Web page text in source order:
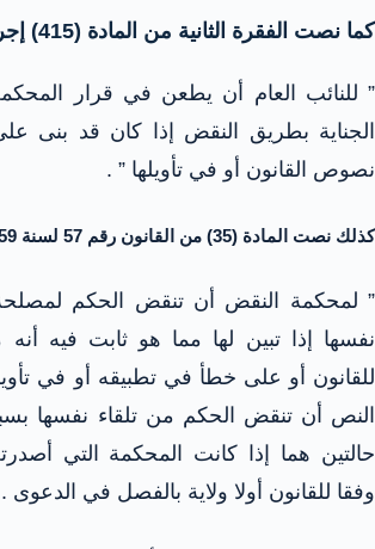
كما نصت الفقرة الثانية من المادة (415) إجراءات على أن
” للنائب العام أن يطعن في قرار المحكمة
الجناية بطريق النقض إذا كان قد بنى
نصوص القانون أو في تأويلها ” .
كذلك نصت المادة (35) من القانون رقم 57 لسنة 1959 على أن
” لمحكمة النقض أن تنقض الحكم
نفسها إذا تبين لها مما هو ثابت فيه
للقانون أو على خطأ في تطبيقه أو في
النص أن تنقض الحكم من تلقاء نفسها
حالتين هما إذا كانت المحكمة التي
وفقا للقانون أولا ولاية بالفصل في الدعوى .